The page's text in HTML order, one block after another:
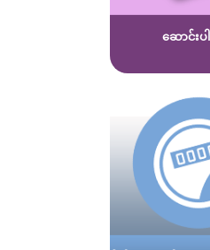
ဆောင်းပါ